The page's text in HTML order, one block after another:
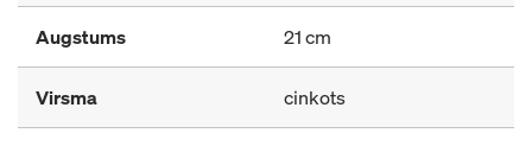
Augstums 21 cm
Virsma cinkots